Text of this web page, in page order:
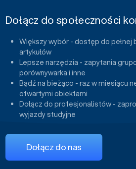
Dołącz do społeczności
Większy wybór - dostęp do pełnej
artykułów
Lepsze narzędzia - zapytania
porównywarka i inne
Bądź na bieżąco - raz w miesiącu
otwartymi obiektami
Dołącz do profesjonalistów -
wyjazdy studyjne
Dołącz do nas